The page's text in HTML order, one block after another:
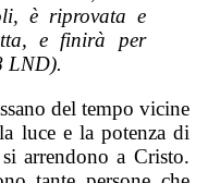
è riprovata e
e finirà per
LND).
del tempo vicine
luce e la potenza di
arrendono a Cristo.